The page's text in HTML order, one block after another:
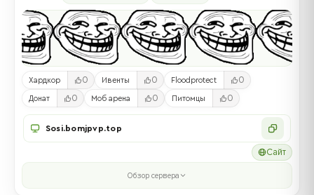
Хардкор 0 Ивенты 0 Floodprotect 0
Донат 0 Моб арена 0 Питомцы 0
Sosi.bomjpvp.top
Сайт
Обзор сервера